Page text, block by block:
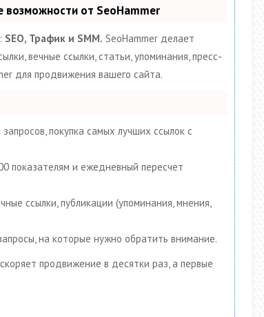
от SeoHammer
SEO, Трафик и SMM. SeoHammer делает
вечные ссылки, статьи, упоминания, пресс-
для продвижения вашего сайта.
покупка самых лучших ссылок с
показателям и ежедневный пересчет
ссылки, публикации (упоминания, мнения,
на которые нужно обратить внимание.
продвижение в десятки раз, а первые